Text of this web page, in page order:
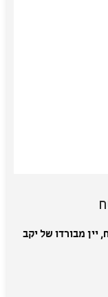
יין מבורדו של יקב